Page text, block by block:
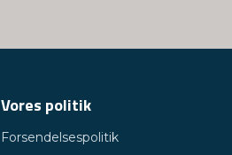
Vores politik
Forsendelsespolitik